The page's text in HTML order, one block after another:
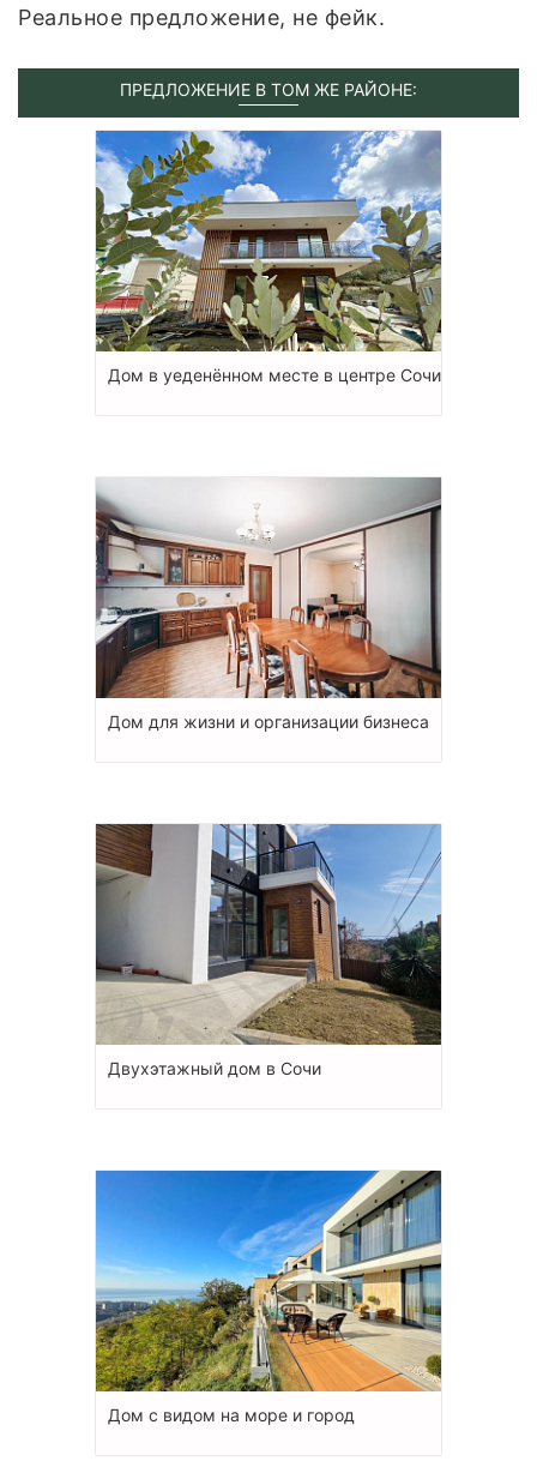
Реальное предложение, не фейк.
ПРЕДЛОЖЕНИЕ В ТОМ ЖЕ РАЙОНЕ:
Дом в уеденённом месте в центре Сочи
Дом для жизни и организации бизнеса
Двухэтажный дом в Сочи
Дом с видом на море и город